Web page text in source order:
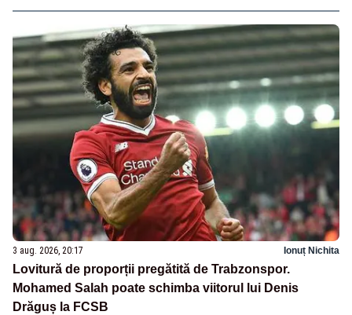
3 aug. 2026, 20:17 Ionuț Nichita
Lovitură de proporții pregătită de Trabzonspor.
Mohamed Salah poate schimba viitorul lui Denis
Drăguș la FCSB